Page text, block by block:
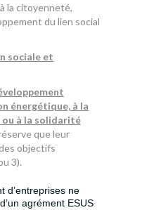
la citoyenneté,
du lien social
sociale et
n énergétique, à la
à la solidarité
que leur
objectifs
3).
d’entreprises ne
agrément ESUS